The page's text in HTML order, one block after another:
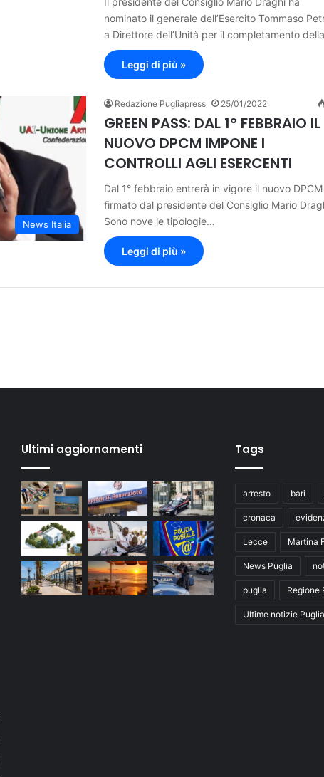
nominato il generale dell’Esercito Tommaso
a Direttore dell’Unità per il completamento
Leggi di più »
News Italia
Redazione Pugliapress 25/01/2022
GREEN PASS: DAL 1° FEBBRAIO IL
NUOVO DPCM IMPONE I
CONTROLLI AGLI ESERCENTI
Dal 1° febbraio entrerà in vigore il nuovo DPCM
firmato dal presidente del Consiglio Mario
Sono nove le tipologie…
Leggi di più »
Ultimi aggiornamenti Tags
arresto bari
cronaca
Lecce Martina
News Puglia
puglia Regione
Ultime notizie Puglia